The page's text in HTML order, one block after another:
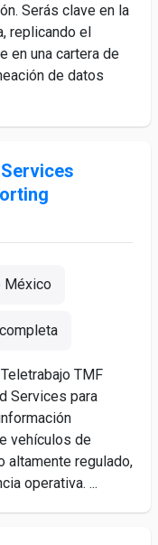
Serás clave en la
replicando el
en una cartera de
de datos
México
TMF
Services para
vehículos de
altamente regulado,
operativa. ...